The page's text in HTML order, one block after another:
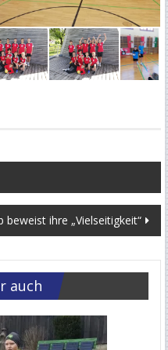
beweist ihre „Vielseitigkeit“
auch